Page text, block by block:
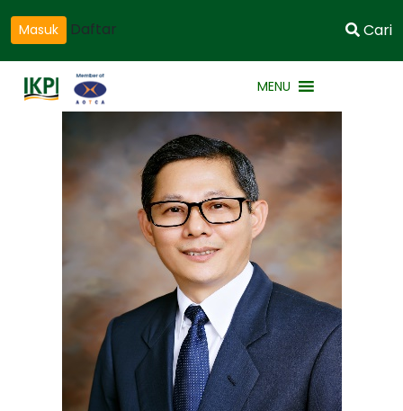
Masuk Daftar Cari
MENU